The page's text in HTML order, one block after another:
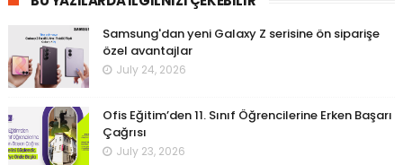
Samsung'dan yeni Galaxy Z serisine ön siparişe
özel avantajlar
July 24, 2026
Ofis Eğitim’den 11. Sınıf Öğrencilerine Erken Başarı
Çağrısı
July 23, 2026